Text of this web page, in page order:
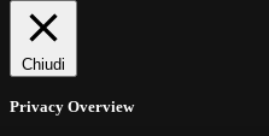
Chiudi
Privacy Overview